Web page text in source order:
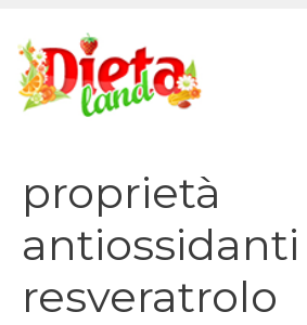
contenuto
proprietà
antiossidanti
resveratrolo